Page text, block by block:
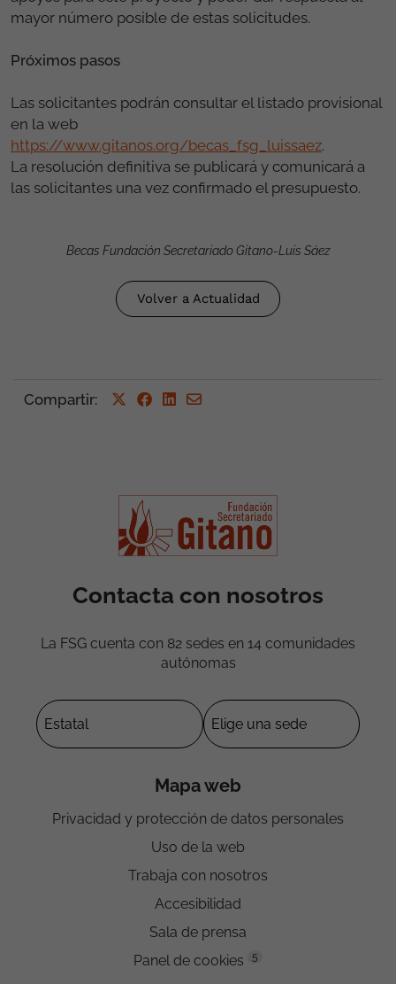
mayor número posible de estas solicitudes.
Próximos pasos
Las solicitantes podrán consultar el listado provisional
en la web
https://www.gitanos.org/becas_fsg_luissaez.
La resolución definitiva se publicará y comunicará a
las solicitantes una vez confirmado el presupuesto.
Becas Fundación Secretariado Gitano-Luis Sáez
Volver a Actualidad
Compartir:
Contacta con nosotros
La FSG cuenta con 82 sedes en 14 comunidades
autónomas
Mapa web
Privacidad y protección de datos personales
Uso de la web
Trabaja con nosotros
Accesibilidad
Sala de prensa
Panel de cookies
5